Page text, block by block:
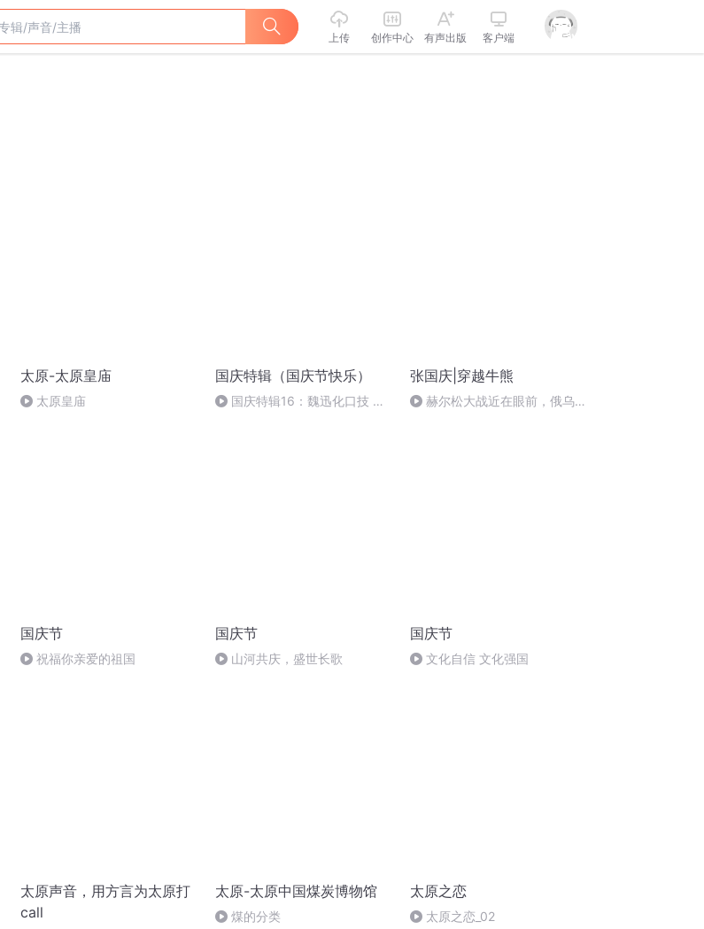
上传 创作中心 有声出版 客户端
太原-太原皇庙
太原皇庙
国庆特辑（国庆节快乐）
国庆特辑16：魏迅化口技 二
张国庆|穿越牛熊
赫尔松大战近在眼前，俄乌冲
国庆节
祝福你亲爱的祖国
国庆节
山河共庆，盛世长歌
国庆节
文化自信 文化强国
太原声音，用方言为太原打
call
太原-太原中国煤炭博物馆
煤的分类
太原之恋
太原之恋_02